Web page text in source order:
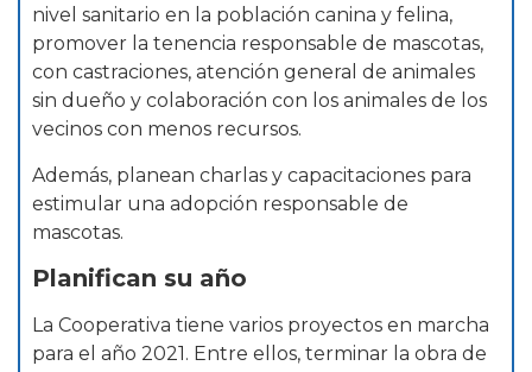
nivel sanitario en la población canina y felina,
promover la tenencia responsable de mascotas,
con castraciones, atención general de animales
sin dueño y colaboración con los animales de los
vecinos con menos recursos.
Además, planean charlas y capacitaciones para
estimular una adopción responsable de
mascotas.
Planifican su año
La Cooperativa tiene varios proyectos en marcha
para el año 2021. Entre ellos, terminar la obra de